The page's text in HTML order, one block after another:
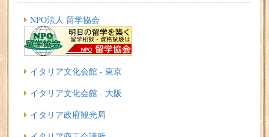
NPO法人 留学協会
イタリア文化会館 - 東京
イタリア文化会館 - 大阪
イタリア政府観光局